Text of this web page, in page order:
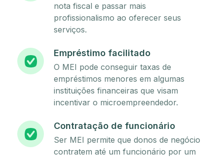
nota fiscal e passar mais
profissionalismo ao oferecer seus
serviços.
Empréstimo facilitado
O MEI pode conseguir taxas de
empréstimos menores em algumas
instituições financeiras que visam
incentivar o microempreendedor.
Contratação de funcionário
Ser MEI permite que donos de negócio
contratem até um funcionário por um